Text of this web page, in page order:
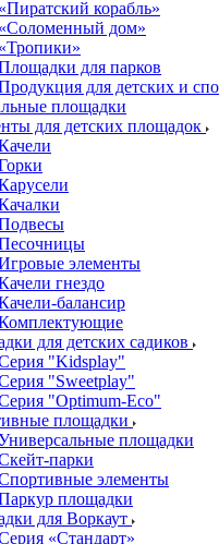
«Пиратский корабль»
«Соломенный дом»
«Тропики»
для парков
для детских и
площадки
для детских площадок
элементы
гнездо
балансир
для детских садиков
"Kidsplay"
"Sweetplay"
"Оptimum-Еco"
площадки
площадки
парки
элементы
площадки
для Воркаут
«Стандарт»